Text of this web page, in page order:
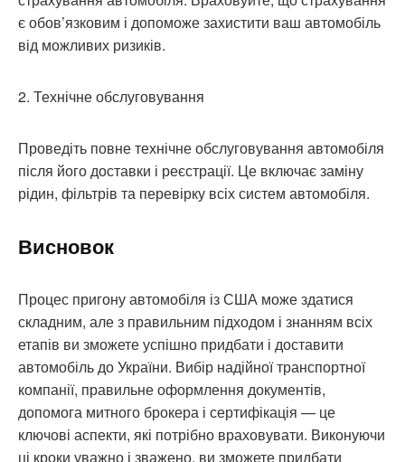
є обов’язковим і допоможе захистити ваш автомобіль
від можливих ризиків.
2. Технічне обслуговування
Проведіть повне технічне обслуговування автомобіля
після його доставки і реєстрації. Це включає заміну
рідин, фільтрів та перевірку всіх систем автомобіля.
Висновок
Процес пригону автомобіля із США може здатися
складним, але з правильним підходом і знанням всіх
етапів ви зможете успішно придбати і доставити
автомобіль до України. Вибір надійної транспортної
компанії, правильне оформлення документів,
допомога митного брокера і сертифікація — це
ключові аспекти, які потрібно враховувати. Виконуючи
ці кроки уважно і зважено, ви зможете придбати